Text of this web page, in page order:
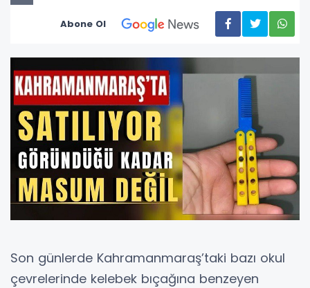
Abone Ol
Son günlerde Kahramanmaraş’taki bazı okul
çevrelerinde kelebek bıçağına benzeyen